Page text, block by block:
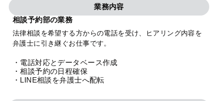
業務内容
相談予約部の業務
法律相談を希望する方からの電話を受け、ヒアリング内容を
弁護士に引き継ぐお仕事です。
・電話対応とデータベース作成
・相談予約の日程確保
・LINE相談を弁護士へ配転
特設サイト
相談先情報サイト